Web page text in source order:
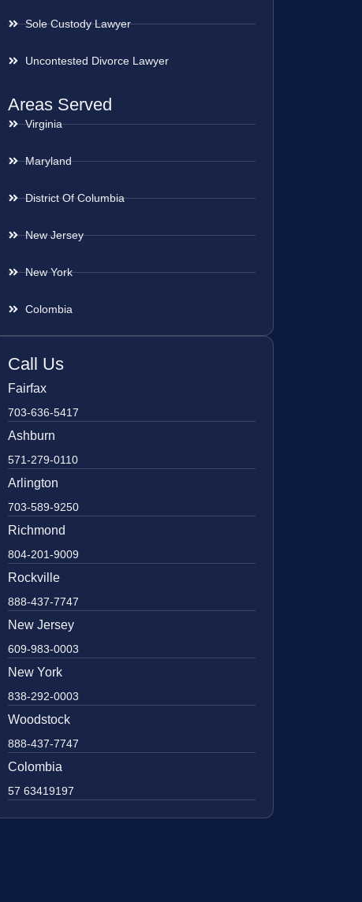
Sole Custody Lawyer
Uncontested Divorce Lawyer
Areas Served
Virginia
Maryland
District Of Columbia
New Jersey
New York
Colombia
Call Us
Fairfax
703-636-5417
Ashburn
571-279-0110
Arlington
703-589-9250
Richmond
804-201-9009
Rockville
888-437-7747
New Jersey
609-983-0003
New York
838-292-0003
Woodstock
888-437-7747
Colombia
57 63419197